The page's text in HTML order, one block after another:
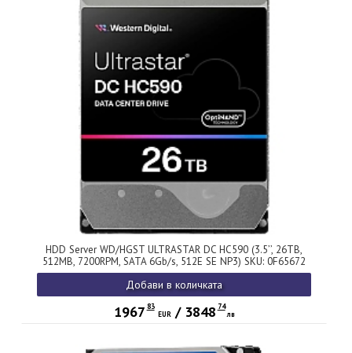
HDD Server WD/HGST ULTRASTAR DC HC590 (3.5’’, 26TB,
512MB, 7200RPM, SATA 6Gb/s, 512E SE NP3) SKU: 0F65672
Добави в количката
1967 83
EUR/ 3848 74
лв